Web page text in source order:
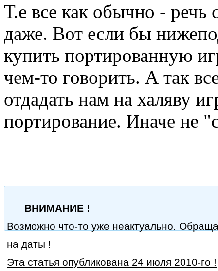
Т.е все как обычно - речь
даже. Вот если бы
купить портированную
чем-то говорить. А так
отдадать нам на халяву
портирование. Иначе не
ВНИМАНИЕ !
Возможно что-то уже неактуально.
на даты !
Эта статья опубликована 24 июля 2010-го !